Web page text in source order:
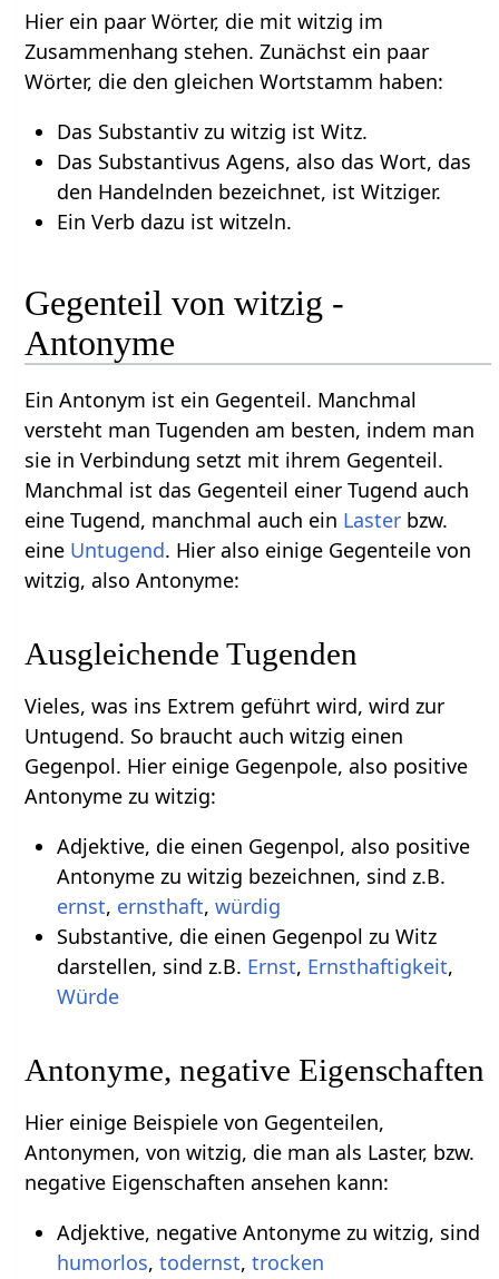
Hier ein paar Wörter, die mit witzig im
Zusammenhang stehen. Zunächst ein paar
Wörter, die den gleichen Wortstamm haben:
Das Substantiv zu witzig ist Witz.
Das Substantivus Agens, also das Wort, das
den Handelnden bezeichnet, ist Witziger.
Ein Verb dazu ist witzeln.
Gegenteil von witzig -
Antonyme
Ein Antonym ist ein Gegenteil. Manchmal
versteht man Tugenden am besten, indem man
sie in Verbindung setzt mit ihrem Gegenteil.
Manchmal ist das Gegenteil einer Tugend auch
eine Tugend, manchmal auch ein Laster bzw.
eine Untugend. Hier also einige Gegenteile von
witzig, also Antonyme:
Ausgleichende Tugenden
Vieles, was ins Extrem geführt wird, wird zur
Untugend. So braucht auch witzig einen
Gegenpol. Hier einige Gegenpole, also positive
Antonyme zu witzig:
Adjektive, die einen Gegenpol, also positive
Antonyme zu witzig bezeichnen, sind z.B.
ernst, ernsthaft, würdig
Substantive, die einen Gegenpol zu Witz
darstellen, sind z.B. Ernst, Ernsthaftigkeit,
Würde
Antonyme, negative Eigenschaften
Hier einige Beispiele von Gegenteilen,
Antonymen, von witzig, die man als Laster, bzw.
negative Eigenschaften ansehen kann:
Adjektive, negative Antonyme zu witzig, sind
humorlos, todernst, trocken